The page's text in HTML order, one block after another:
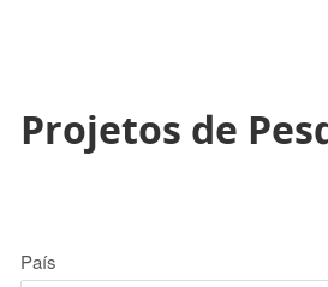
Projetos de
País